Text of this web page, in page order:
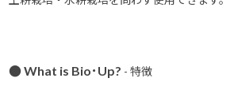
● What is Bio･Up? - 特徴